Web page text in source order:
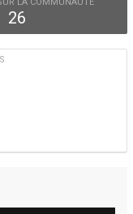
LA COMMUNAUTÉ
26